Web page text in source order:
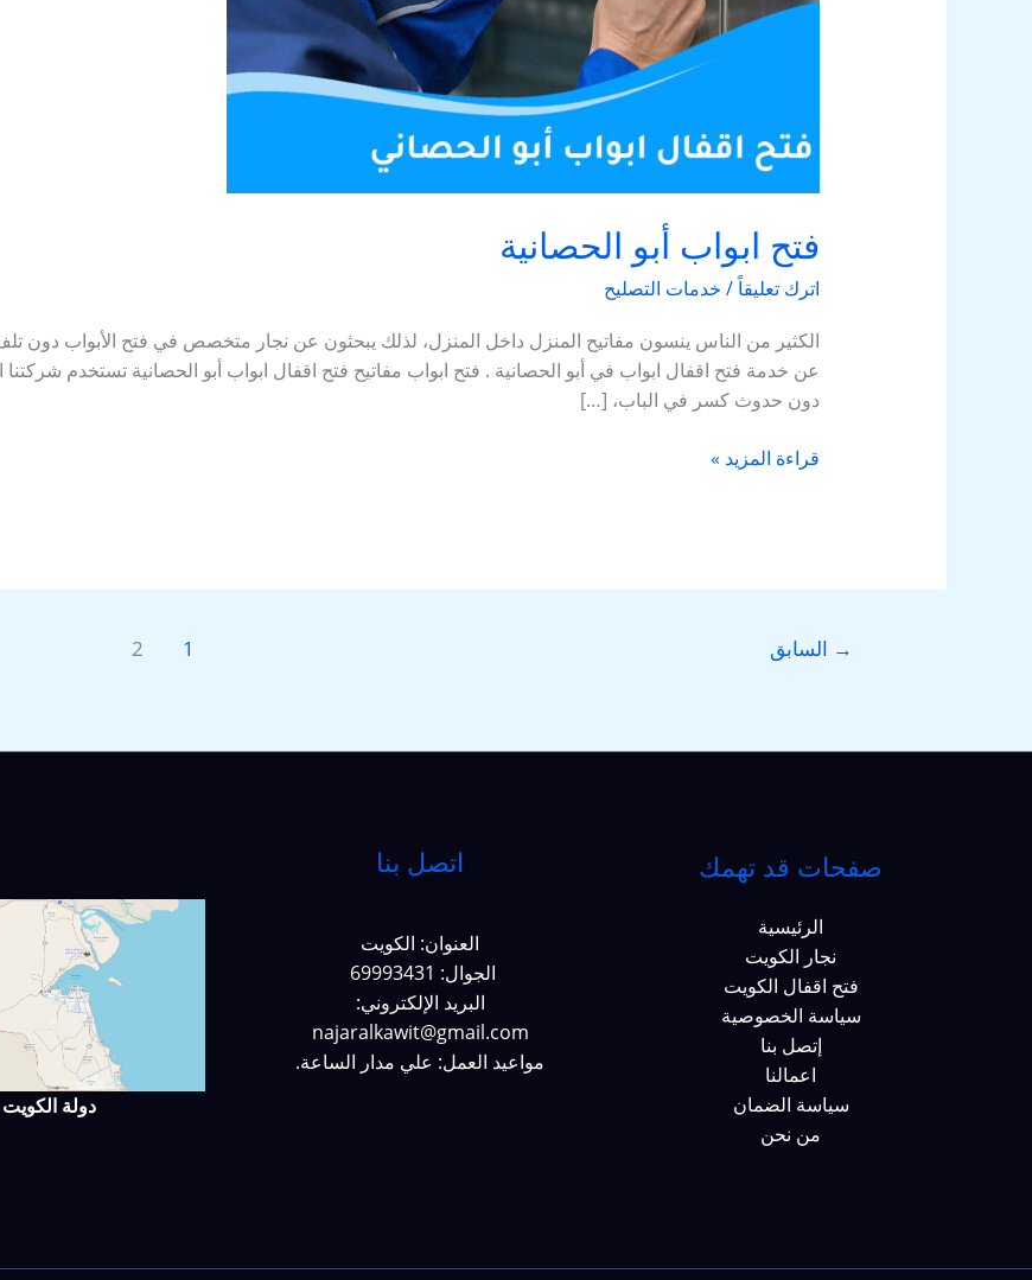
فتح ابواب أبو الحصانية
اترك تعليقاً/ خدمات التصليح
الكثير من الناس ينسون مفاتيح المنزل داخل المنزل، لذلك يبحثون عن نجار متخصص في فتح الأبواب دون
عن خدمة فتح اقفال ابواب في أبو الحصانية . فتح ابواب مفاتيح فتح اقفال ابواب أبو الحصانية تستخدم شركتنا
دون حدوث كسر في الباب، […]
قراءة المزيد »
→ السابق 1
2
صفحات قد تهمك
الرئيسية
نجار الكويت
فتح اقفال الكويت
سياسة الخصوصية
إتصل بنا
اعمالنا
سياسة الضمان
من نحن
اتصل بنا
العنوان: الكويت
الجوال: 69993431
البريد الإلكتروني:
najaralkawit@gmail.com
مواعيد العمل: علي مدار الساعة.
دولة الكويت